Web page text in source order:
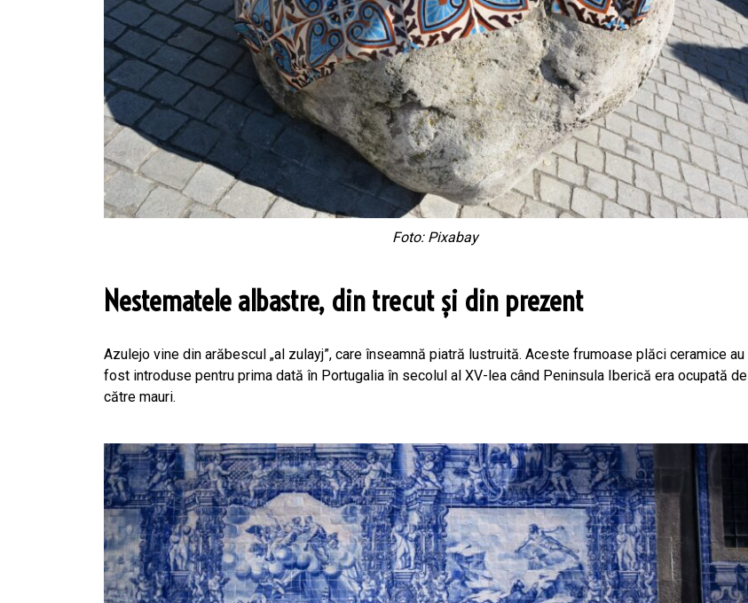
Foto: Pixabay
Nestematele albastre, din trecut și din prezent
Azulejo vine din arăbescul „al zulayj”, care înseamnă piatră lustruită. Aceste frumoase plăci ceramice au
fost introduse pentru prima dată în Portugalia în secolul al XV-lea când Peninsula Iberică era ocupată de
către mauri.